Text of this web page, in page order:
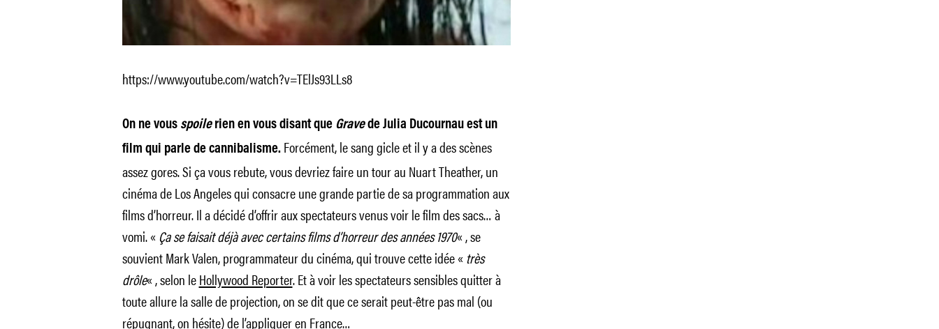
https://www.youtube.com/watch?v=TElJs93LLs8
On ne vous spoilerien en vous disant que Gravede Julia Ducournau est un
film qui parle de cannibalisme. Forcément, le sang gicle et il y a des scènes
assez gores. Si ça vous rebute, vous devriez faire un tour au Nuart Theather, un
cinéma de Los Angeles qui consacre une grande partie de sa programmation aux
films d’horreur. Il a décidé d’offrir aux spectateurs venus voir le film des sacs… à
vomi. « Ça se faisait déjà avec certains films d’horreur des années 1970« , se
souvient Mark Valen, programmateur du cinéma, qui trouve cette idée «très
drôle« , selon leHollywood Reporter. Et à voir les spectateurs sensibles quitter à
toute allure la salle de projection, on se dit que ce serait peut-être pas mal (ou
répugnant, on hésite) de l’appliquer en France…